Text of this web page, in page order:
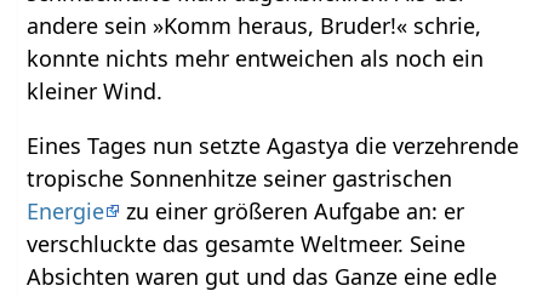
andere sein »Komm heraus, Bruder!« schrie,
konnte nichts mehr entweichen als noch ein
kleiner Wind.
Eines Tages nun setzte Agastya die verzehrende
tropische Sonnenhitze seiner gastrischen
Energie
zu einer größeren Aufgabe an: er
verschluckte das gesamte Weltmeer. Seine
Absichten waren gut und das Ganze eine edle